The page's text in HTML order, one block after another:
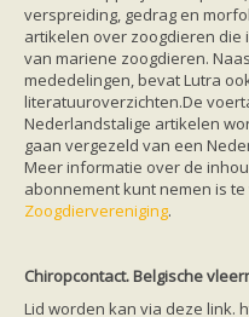
verspreiding, gedrag en
artikelen over zoogdieren die
van mariene zoogdieren.
mededelingen, bevat Lutra
literatuuroverzichten.De
Nederlandstalige artikelen
gaan vergezeld van een
Meer informatie over de
abonnement kunt nemen is
Zoogdiervereniging.
Chiropcontact. Belgische
Lid worden kan via deze link.